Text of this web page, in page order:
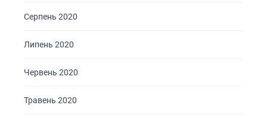
Серпень 2020
Липень 2020
Червень 2020
Травень 2020